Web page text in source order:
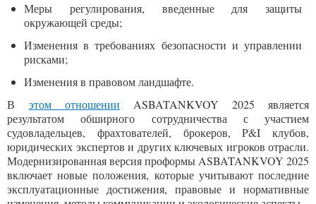
Меры регулирования, введенные для защиты
окружающей среды;
Изменения в требованиях безопасности и управлении
рисками;
Изменения в правовом ландшафте.
В этом отношении ASBATANKVOY 2025 является
результатом обширного сотрудничества с участием
судовладельцев, фрахтователей, брокеров, P&I клубов,
юридических экспертов и других ключевых игроков отрасли.
Модернизированная версия проформы ASBATANKVOY 2025
включает новые положения, которые учитывают последние
эксплуатационные достижения, правовые и нормативные